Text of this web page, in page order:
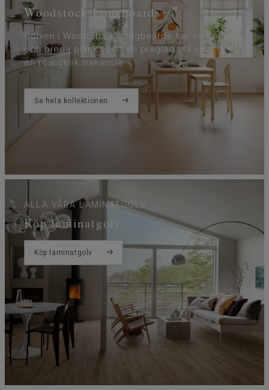
Woodstock Longboards
Golven i Woodstock Longboards har extra långa
och breda plank samt en präglad yta som ger
en realistisk träkänsla.
Se hela kollektionen
ALLA VÅRA LAMINATGOLV
Köp laminatgolv
Köp laminatgolv